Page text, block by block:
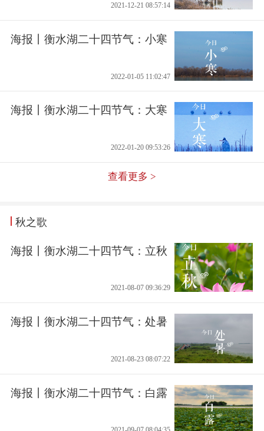
2021-12-21 08:57:14
海报丨衡水湖二十四节气：小寒
2022-01-05 11:02:47
海报丨衡水湖二十四节气：大寒
2022-01-20 09:53:26
查看更多 >
秋之歌
海报丨衡水湖二十四节气：立秋
2021-08-07 09:36:29
海报丨衡水湖二十四节气：处暑
2021-08-23 08:07:22
海报丨衡水湖二十四节气：白露